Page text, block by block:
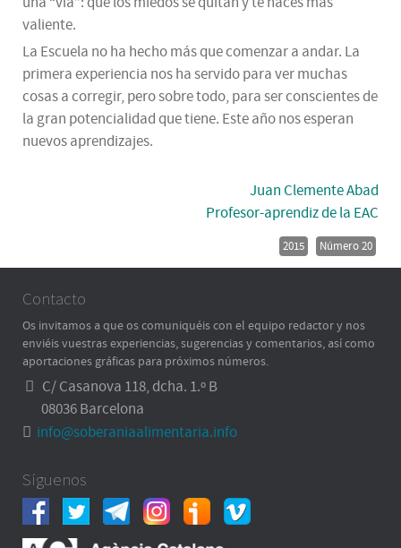
valiente.
La Escuela no ha hecho más que comenzar a andar. La
primera experiencia nos ha servido para ver muchas
cosas a corregir, pero sobre todo, para ser conscientes de
la gran potencialidad que tiene. Este año nos esperan
nuevos aprendizajes.
Juan Clemente Abad
Profesor-aprendiz de la EAC
2015 Número 20
Contacto
Os invitamos a que os comuniquéis con el equipo redactor y nos
enviéis vuestras experiencias, sugerencias y comentarios, así como
aportaciones gráficas para próximos números.
C/ Casanova 118, dcha. 1.º B
08036 Barcelona
info@soberaniaalimentaria.info
Síguenos